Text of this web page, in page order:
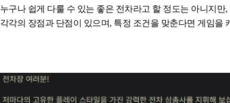
누구나 쉽게 다룰 수 있는 좋은 전차라고 할 정도는 아니지만,
각각의 장점과 단점이 있으며, 특정 조건을 맞춘다면 게임을